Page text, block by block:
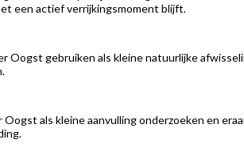
een actief verrijkingsmoment blijft.
Oogst gebruiken als kleine natuurlijke
Oogst als kleine aanvulling onderzoeken en